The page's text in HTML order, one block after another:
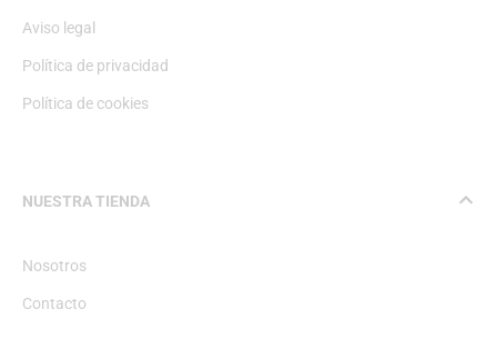
Aviso legal
Política de privacidad
Política de cookies
NUESTRA TIENDA
Nosotros
Contacto